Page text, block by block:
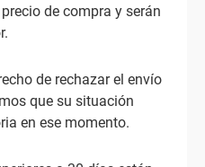
de compra y serán
de rechazar el envío
que su situación
en ese momento.